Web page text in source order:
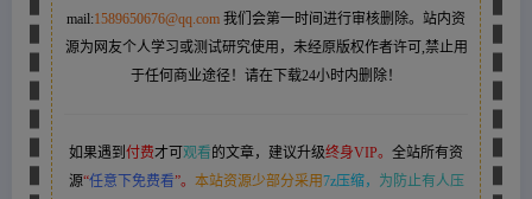
mail:1589650676@qq.com 我们会第一时间进行审核删除。站内资
源为网友个人学习或测试研究使用，未经原版权作者许可,禁止用
于任何商业途径！请在下载24小时内删除！
如果遇到 付费才可 观看 的文章，建议升级终身VIP。 全站所有资
源“任意下免费看”。 本站资源少部分采用7z压缩，
为防止有人压